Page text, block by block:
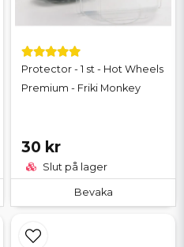
Protector - 1 st - Hot Wheels
Premium - Friki Monkey
30 kr
Slut på lager
Bevaka